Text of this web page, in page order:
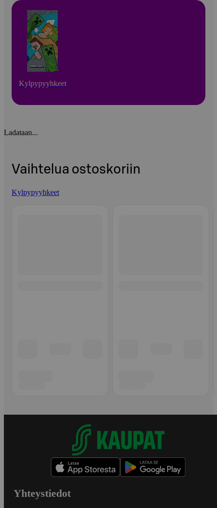
Kylpypyyhkeet
Ladataan...
Vaihtelua ostoskoriin
Kylpypyyhkeet
Yhteystiedot